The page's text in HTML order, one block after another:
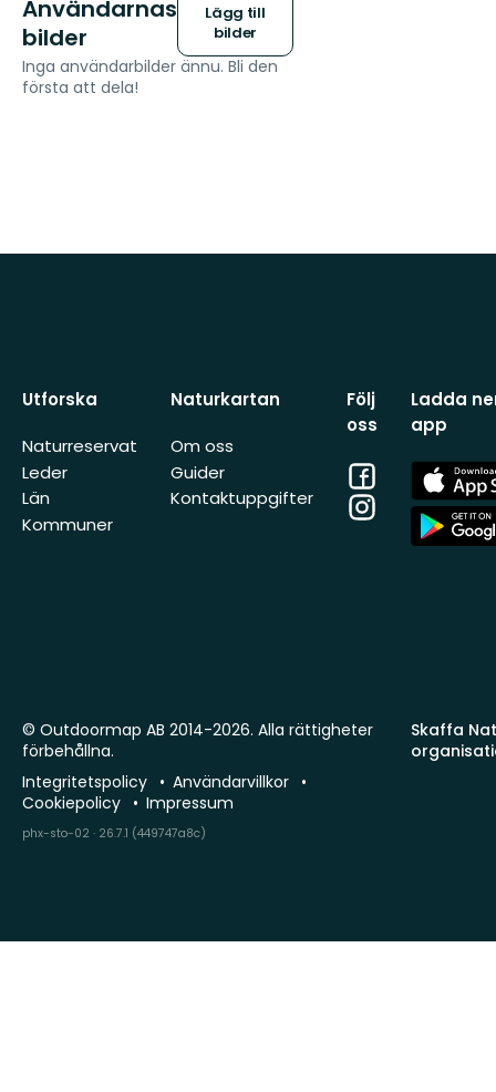
Användarnas
bilder
Lägg till
bilder
Inga användarbilder ännu. Bli den
första att dela!
Utforska
Naturreservat
Leder
Län
Kommuner
Naturkartan
Om oss
Guider
Kontaktuppgifter
Följ
oss
Facebook
Instagram
Ladda
app
App
Store
App
Store
Skaffa
© Outdoormap AB 2014-2026. Alla rättigheter
förbehållna.
Integritetspolicy
Användarvillkor
Cookiepolicy
Impressum
phx-sto-02 · 26.7.1 (449747a8c)